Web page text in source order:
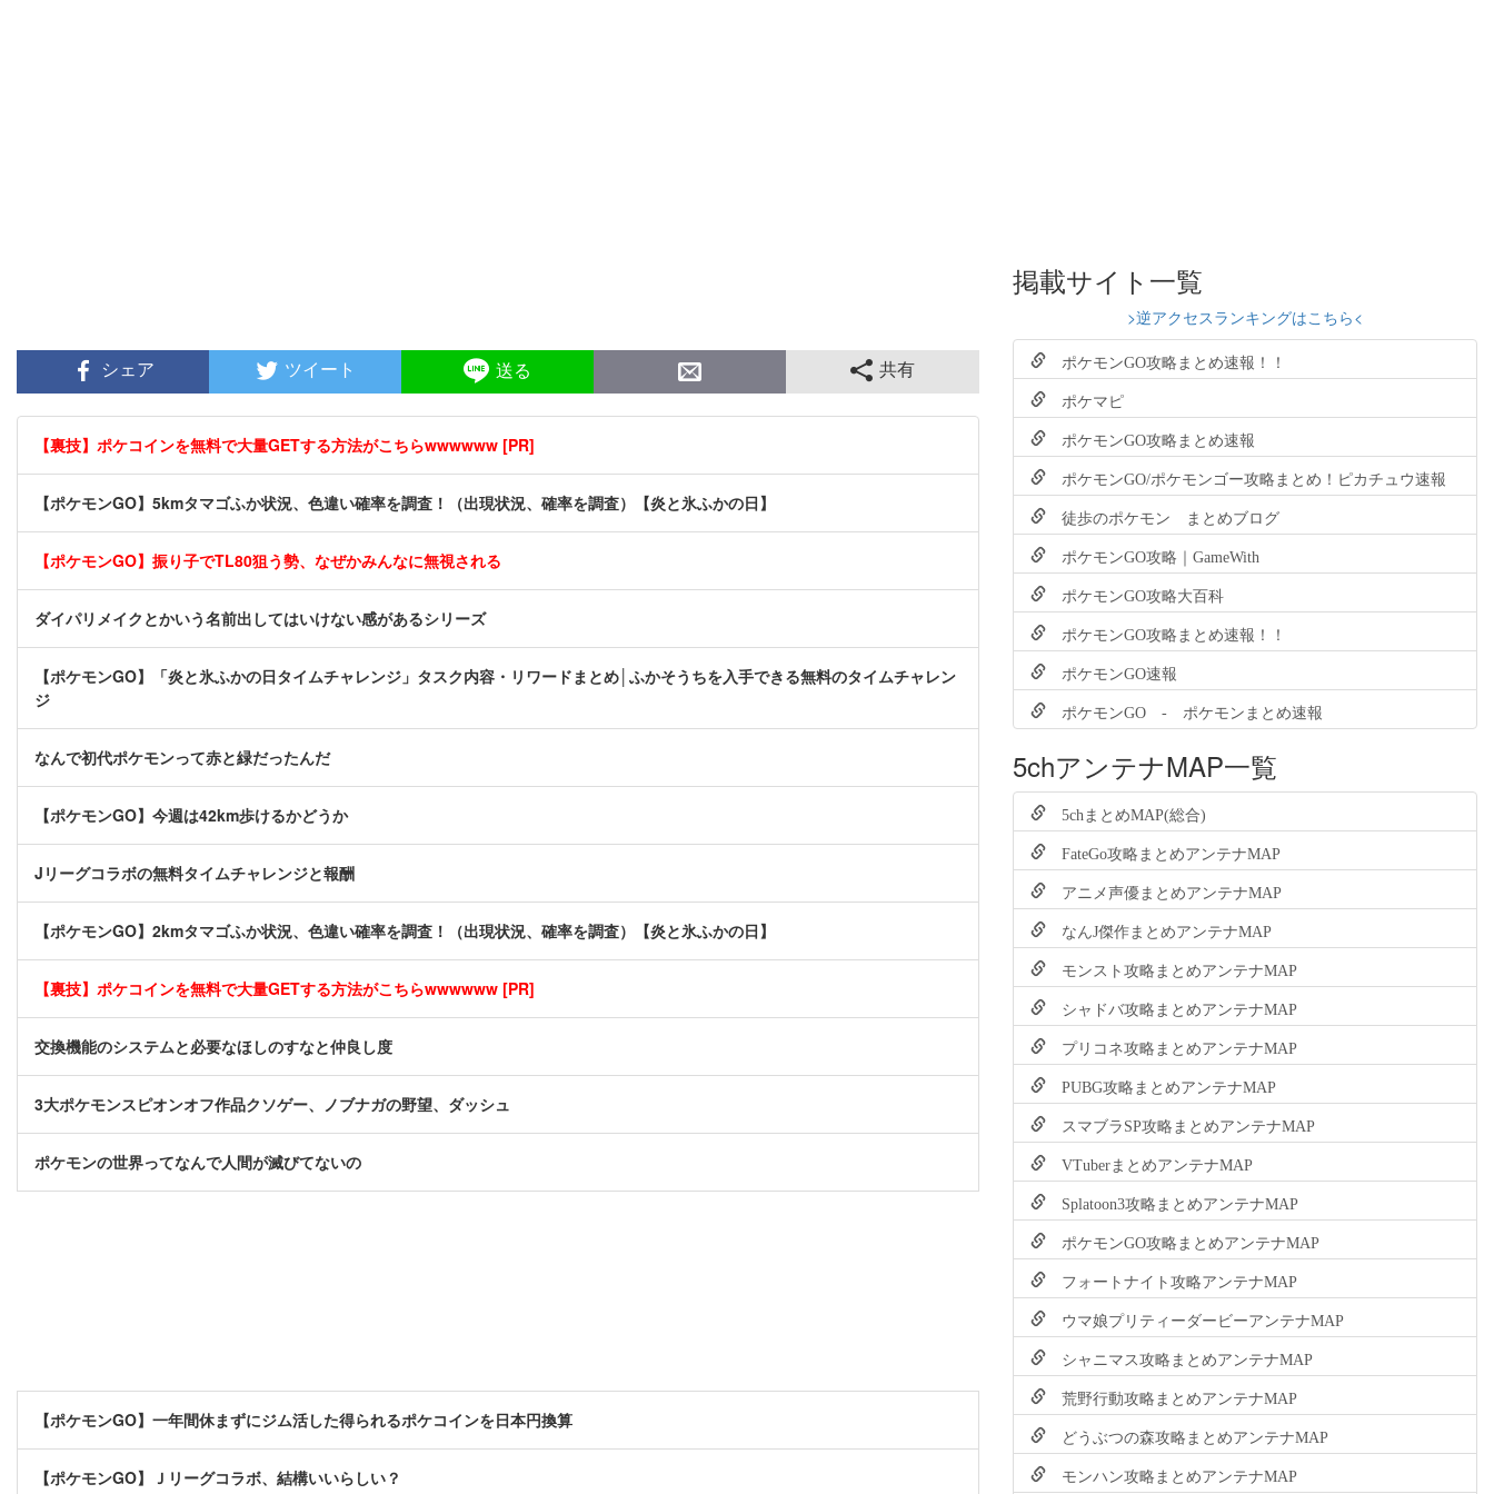
シェア ツイート 送る 共有
【裏技】ポケコインを無料で大量GETする方法がこちらwwwwww [PR]
【ポケモンGO】5kmタマゴふか状況、色違い確率を調査！（出現状況、確率を調査）【炎と氷ふかの日】
【ポケモンGO】振り子でTL80狙う勢、なぜかみんなに無視される
ダイパリメイクとかいう名前出してはいけない感があるシリーズ
【ポケモンGO】「炎と氷ふかの日タイムチャレンジ」タスク内容・リワードまとめ│ふかそうちを入手できる無料のタイムチャレン
ジ
なんで初代ポケモンって赤と緑だったんだ
【ポケモンGO】今週は42km歩けるかどうか
Jリーグコラボの無料タイムチャレンジと報酬
【ポケモンGO】2kmタマゴふか状況、色違い確率を調査！（出現状況、確率を調査）【炎と氷ふかの日】
【裏技】ポケコインを無料で大量GETする方法がこちらwwwwww [PR]
交換機能のシステムと必要なほしのすなと仲良し度
3大ポケモンスピオンオフ作品クソゲー、ノブナガの野望、ダッシュ
ポケモンの世界ってなんで人間が滅びてないの
【ポケモンGO】一年間休まずにジム活した得られるポケコインを日本円換算
【ポケモンGO】Ｊリーグコラボ、結構いいらしい？
掲載サイト一覧
>逆アクセスランキングはこちら<
ポケモンGO攻略まとめ速報！！
ポケマピ
ポケモンGO攻略まとめ速報
ポケモンGO/ポケモンゴー攻略まとめ！ピカチュウ速報
徒歩のポケモン まとめブログ
ポケモンGO攻略｜GameWith
ポケモンGO攻略大百科
ポケモンGO攻略まとめ速報！！
ポケモンGO速報
ポケモンGO - ポケモンまとめ速報
5chアンテナMAP一覧
5chまとめMAP(総合)
FateGo攻略まとめアンテナMAP
アニメ声優まとめアンテナMAP
なんJ傑作まとめアンテナMAP
モンスト攻略まとめアンテナMAP
シャドバ攻略まとめアンテナMAP
プリコネ攻略まとめアンテナMAP
PUBG攻略まとめアンテナMAP
スマブラSP攻略まとめアンテナMAP
VTuberまとめアンテナMAP
Splatoon3攻略まとめアンテナMAP
ポケモンGO攻略まとめアンテナMAP
フォートナイト攻略アンテナMAP
ウマ娘プリティーダービーアンテナMAP
シャニマス攻略まとめアンテナMAP
荒野行動攻略まとめアンテナMAP
どうぶつの森攻略まとめアンテナMAP
モンハン攻略まとめアンテナMAP